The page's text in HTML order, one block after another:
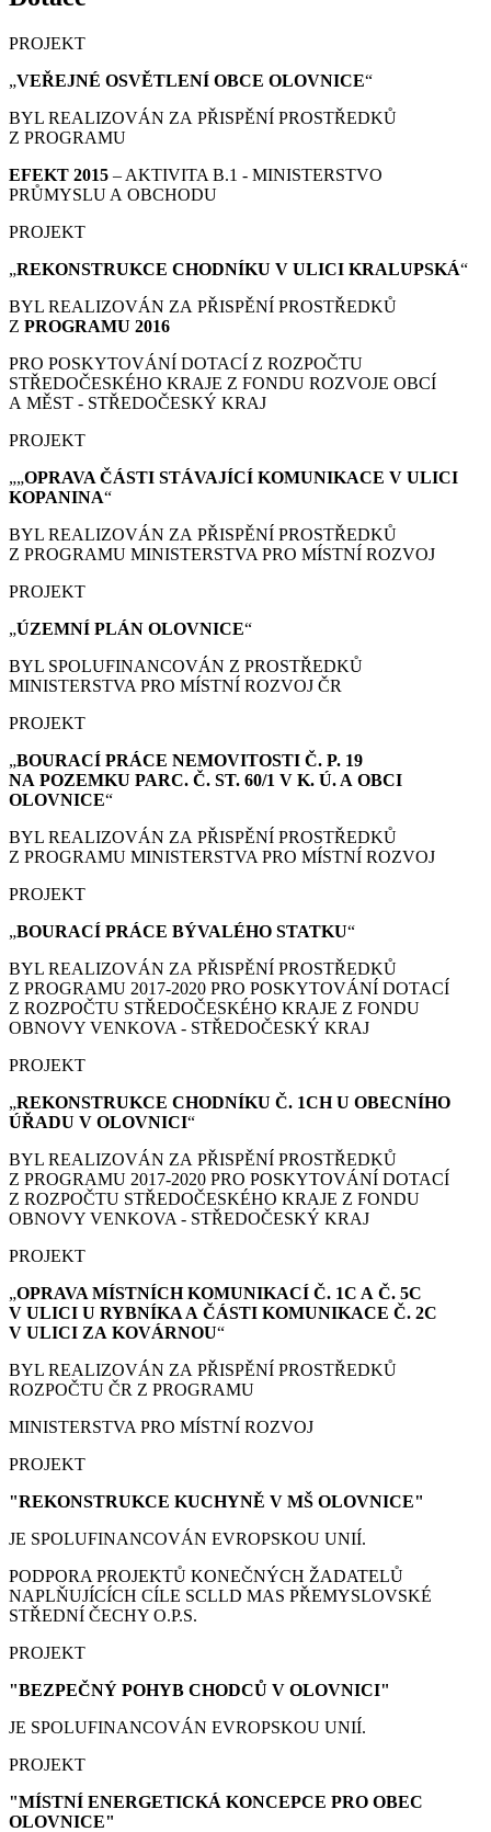
PROJEKT
„VEŘEJNÉ OSVĚTLENÍ OBCE OLOVNICE“
BYL REALIZOVÁN ZA PŘISPĚNÍ PROSTŘEDKŮ
Z PROGRAMU
EFEKT 2015 – AKTIVITA B.1 - MINISTERSTVO
PRŮMYSLU A OBCHODU
PROJEKT
„REKONSTRUKCE CHODNÍKU V ULICI KRALUPSKÁ“
BYL REALIZOVÁN ZA PŘISPĚNÍ PROSTŘEDKŮ
Z PROGRAMU 2016
PRO POSKYTOVÁNÍ DOTACÍ Z ROZPOČTU
STŘEDOČESKÉHO KRAJE Z FONDU ROZVOJE OBCÍ
A MĚST - STŘEDOČESKÝ KRAJ
PROJEKT
„„OPRAVA ČÁSTI STÁVAJÍCÍ KOMUNIKACE V ULICI
KOPANINA“
BYL REALIZOVÁN ZA PŘISPĚNÍ PROSTŘEDKŮ
Z PROGRAMU MINISTERSTVA PRO MÍSTNÍ ROZVOJ
PROJEKT
„ÚZEMNÍ PLÁN OLOVNICE“
BYL SPOLUFINANCOVÁN Z PROSTŘEDKŮ
MINISTERSTVA PRO MÍSTNÍ ROZVOJ ČR
PROJEKT
„BOURACÍ PRÁCE NEMOVITOSTI Č. P. 19
NA POZEMKU PARC. Č. ST. 60/1 V K. Ú. A OBCI
OLOVNICE“
BYL REALIZOVÁN ZA PŘISPĚNÍ PROSTŘEDKŮ
Z PROGRAMU MINISTERSTVA PRO MÍSTNÍ ROZVOJ
PROJEKT
„BOURACÍ PRÁCE BÝVALÉHO STATKU“
BYL REALIZOVÁN ZA PŘISPĚNÍ PROSTŘEDKŮ
Z PROGRAMU 2017-2020 PRO POSKYTOVÁNÍ DOTACÍ
Z ROZPOČTU STŘEDOČESKÉHO KRAJE Z FONDU
OBNOVY VENKOVA - STŘEDOČESKÝ KRAJ
PROJEKT
„REKONSTRUKCE CHODNÍKU Č. 1CH U OBECNÍHO
ÚŘADU V OLOVNICI“
BYL REALIZOVÁN ZA PŘISPĚNÍ PROSTŘEDKŮ
Z PROGRAMU 2017-2020 PRO POSKYTOVÁNÍ DOTACÍ
Z ROZPOČTU STŘEDOČESKÉHO KRAJE Z FONDU
OBNOVY VENKOVA - STŘEDOČESKÝ KRAJ
PROJEKT
„OPRAVA MÍSTNÍCH KOMUNIKACÍ Č. 1C A Č. 5C
V ULICI U RYBNÍKA A ČÁSTI KOMUNIKACE Č. 2C
V ULICI ZA KOVÁRNOU“
BYL REALIZOVÁN ZA PŘISPĚNÍ PROSTŘEDKŮ
ROZPOČTU ČR Z PROGRAMU
MINISTERSTVA PRO MÍSTNÍ ROZVOJ
PROJEKT
"REKONSTRUKCE KUCHYNĚ V MŠ OLOVNICE"
JE SPOLUFINANCOVÁN EVROPSKOU UNIÍ.
PODPORA PROJEKTŮ KONEČNÝCH ŽADATELŮ
NAPLŇUJÍCÍCH CÍLE SCLLD MAS PŘEMYSLOVSKÉ
STŘEDNÍ ČECHY O.P.S.
PROJEKT
"BEZPEČNÝ POHYB CHODCŮ V OLOVNICI"
JE SPOLUFINANCOVÁN EVROPSKOU UNIÍ.
PROJEKT
"MÍSTNÍ ENERGETICKÁ KONCEPCE PRO OBEC
OLOVNICE"